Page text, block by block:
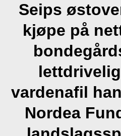
Seips
kjøpe på
vardenafil
Nordea